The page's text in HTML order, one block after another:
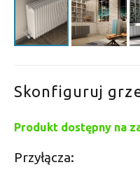
Skonfiguruj
Produkt dostępny na
Przyłącza: